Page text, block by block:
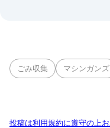
ごみ収集 マシンガンズ